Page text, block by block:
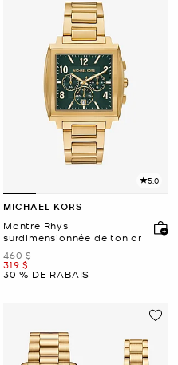
5.0
MICHAEL KORS
Montre Rhys
surdimensionnée de ton or
était
460 $
maintenant
319 $
30 % DE RABAIS